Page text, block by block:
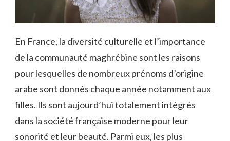
En France, la diversité culturelle et l’importance
de la communauté maghrébine sont les raisons
pour lesquelles de nombreux prénoms d’origine
arabe sont donnés chaque année notamment aux
filles. Ils sont aujourd’hui totalement intégrés
dans la société française moderne pour leur
sonorité et leur beauté. Parmi eux, les plus